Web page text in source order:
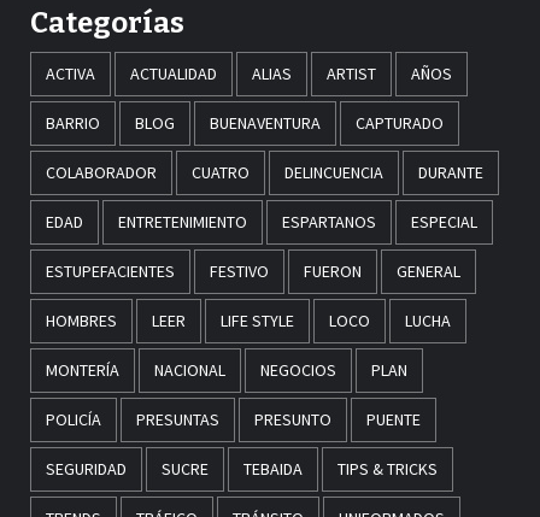
Categorías
ACTIVA ACTUALIDAD ALIAS ARTIST AÑOS
BARRIO BLOG BUENAVENTURA CAPTURADO
COLABORADOR CUATRO DELINCUENCIA DURANTE
EDAD ENTRETENIMIENTO ESPARTANOS ESPECIAL
ESTUPEFACIENTES FESTIVO FUERON GENERAL
HOMBRES LEER LIFE STYLE LOCO LUCHA
MONTERÍA NACIONAL NEGOCIOS PLAN
POLICÍA PRESUNTAS PRESUNTO PUENTE
SEGURIDAD SUCRE TEBAIDA TIPS & TRICKS